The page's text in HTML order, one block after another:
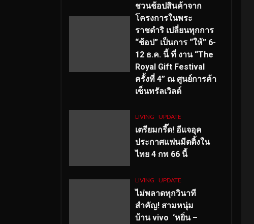
ชวนช้อปสินค้าจาก
โครงการในพระ
ราชดำริ เปลี่ยนทุกการ
“ช้อป” เป็นการ “ให้” 6-
12 ธ.ค. นี้ ที่ งาน “The
Royal Gift Festival
ครั้งที่ 4” ณ ศูนย์การค้า
เซ็นทรัลเวิลด์
LIVING UPDATE
เตรียมกรี๊ด! อีแจอุค
ประกาศแฟนมีตติ้งใน
ไทย 4 กพ 66 นี้
LIVING UPDATE
ไม่พลาดทุกวินาที
สำคัญ! สามหนุ่ม
บ้าน vivo ‘หยิ่น –